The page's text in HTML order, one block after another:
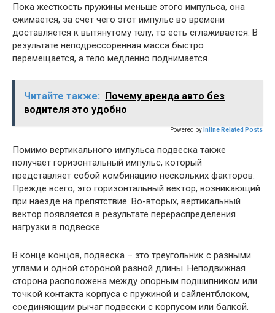
Пока жесткость пружины меньше этого импульса, она
сжимается, за счет чего этот импульс во времени
доставляется к вытянутому телу, то есть сглаживается. В
результате неподрессоренная масса быстро
перемещается, а тело медленно поднимается.
Читайте также: Почему аренда авто без
водителя это удобно
Powered by Inline Related Posts
Помимо вертикального импульса подвеска также
получает горизонтальный импульс, который
представляет собой комбинацию нескольких факторов.
Прежде всего, это горизонтальный вектор, возникающий
при наезде на препятствие. Во-вторых, вертикальный
вектор появляется в результате перераспределения
нагрузки в подвеске.
В конце концов, подвеска – это треугольник с разными
углами и одной стороной разной длины. Неподвижная
сторона расположена между опорным подшипником или
точкой контакта корпуса с пружиной и сайлентблоком,
соединяющим рычаг подвески с корпусом или балкой.